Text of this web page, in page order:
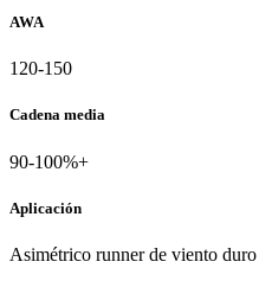
AWA
120-150
Cadena media
90-100%+
Aplicación
Asimétrico runner de viento duro